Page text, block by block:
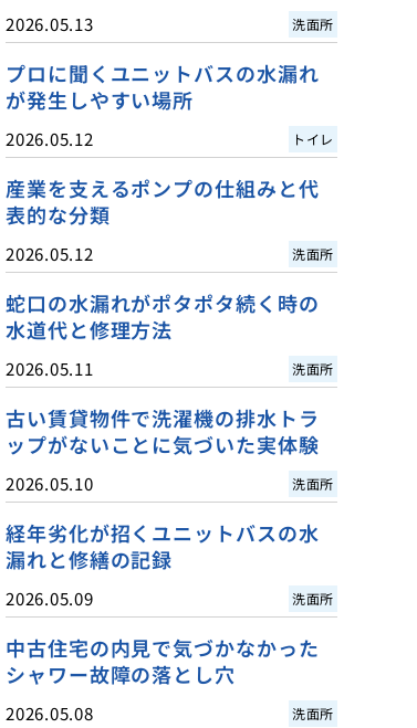
2026.05.13 洗面所
プロに聞くユニットバスの水漏れ
が発生しやすい場所
2026.05.12 トイレ
産業を支えるポンプの仕組みと代
表的な分類
2026.05.12 洗面所
蛇口の水漏れがポタポタ続く時の
水道代と修理方法
2026.05.11 洗面所
古い賃貸物件で洗濯機の排水トラ
ップがないことに気づいた実体験
2026.05.10 洗面所
経年劣化が招くユニットバスの水
漏れと修繕の記録
2026.05.09 洗面所
中古住宅の内見で気づかなかった
シャワー故障の落とし穴
2026.05.08 洗面所